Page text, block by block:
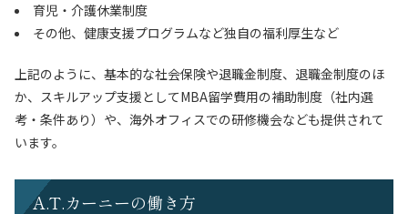
育児・介護休業制度
その他、健康支援プログラムなど独自の福利厚生など
上記のように、基本的な社会保険や退職金制度、退職金制度のほ
か、スキルアップ支援としてMBA留学費用の補助制度（社内選
考・条件あり）や、海外オフィスでの研修機会なども提供されて
います。
A.T.カーニーの働き方